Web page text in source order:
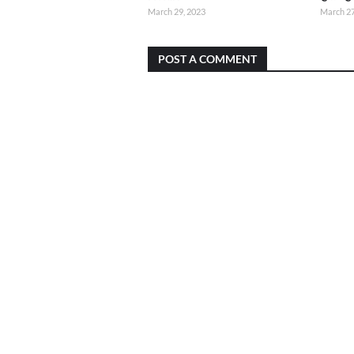
March 29, 2023 March
POST A COMMENT